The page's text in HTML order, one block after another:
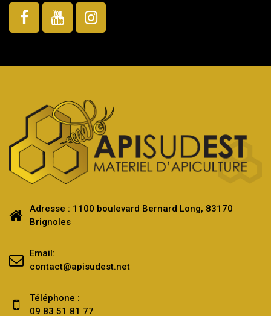
Adresse : 1100 boulevard Bernard Long, 83170
Brignoles
Email:
contact@apisudest.net
Téléphone :
09 83 51 81 77